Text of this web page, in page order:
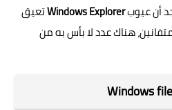
أن عيوبWindows Explorerتعيق
هناك عدد لا بأس به من
Windows